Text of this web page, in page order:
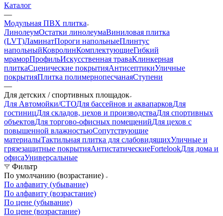
Каталог
—
Модульная ПВХ плитка
ЛинолеумОстатки линолеумаВиниловая плитка
(LVT)ЛаминатПороги напольныеПлинтус
напольныйКовролинКомплектующиеГибкий
мраморПрофильИскусственная траваКлинкерная
плиткаСценические покрытияАнтисептикиУличные
покрытияПлитка полимернопесчанаяСтупени
—
Для детских / спортивных площадок
Для Автомойки/СТОДля бассейнов и аквапарковДля
гостиницДля складов, цехов и производстваДля спортивных
объектовДля торгово-офисных помещенийДля цехов с
повышенной влажностьюСопутствующие
материалыТактильная плитка для слабовидящихУличные и
грязезащитные покрытияАнтистатическиеFortelookДля дома и
офисаУниверсальные
Фильтр
По умолчанию (возрастание)
По алфавиту (убывание)
По алфавиту (возрастание)
По цене (убывание)
По цене (возрастание)